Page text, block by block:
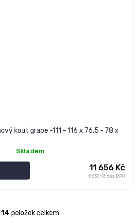
grape -111 - 116 x 76,5 - 78 x
Skladem
9 633 Kč bez DPH
11 656 Kč
O
14 položek celkem